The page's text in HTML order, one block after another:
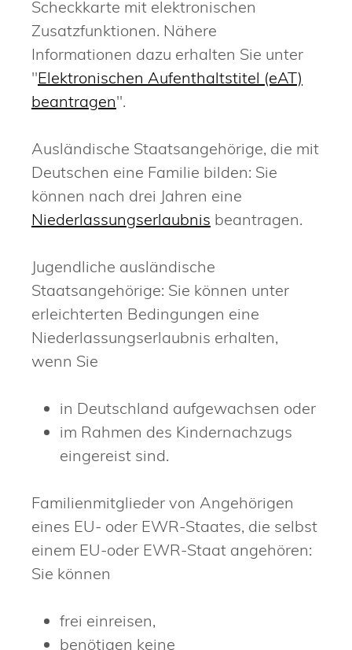
Scheckkarte mit elektronischen
Zusatzfunktionen. Nähere
Informationen dazu erhalten Sie unter
"Elektronischen Aufenthaltstitel (eAT)
beantragen".
Ausländische Staatsangehörige, die mit
Deutschen eine Familie bilden: Sie
können nach drei Jahren eine
Niederlassungserlaubnis beantragen.
Jugendliche ausländische
Staatsangehörige: Sie können unter
erleichterten Bedingungen eine
Niederlassungserlaubnis erhalten,
wenn Sie
in Deutschland aufgewachsen oder
im Rahmen des Kindernachzugs
eingereist sind.
Familienmitglieder von Angehörigen
eines EU- oder EWR-Staates, die selbst
einem EU-oder EWR-Staat angehören:
Sie können
frei einreisen,
benötigen keine